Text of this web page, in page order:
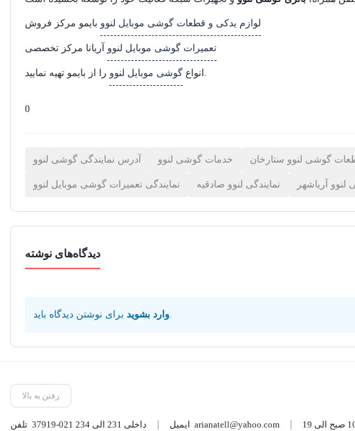
لوازم یدکی و قطعات گوشی موبایل لنوو
تعمیرات گوشی موبایل لنوو
انواع گوشی موبایل لنوو را از بایمو تهیه نمایید.
0
آدرس نمایندگی گوشی لنوو خدمات گوشی لنوو گوشی لنوو ستارخان
نمایندگی تعمیرات گوشی موبایل لنوو نمایندگی لنوو صادقیه آریاشهر
دیدگاه‌های نوشته
وارد بشوید.
رفتن به بالا
37919-021 داخلی 231 الی 234 arianatell@yahoo.com